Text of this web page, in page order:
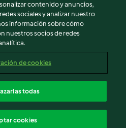
contenido y anuncios,
sociales y analizar nuestro
información sobre cómo
nuestros socios de redes
de cookies
todas
cookies